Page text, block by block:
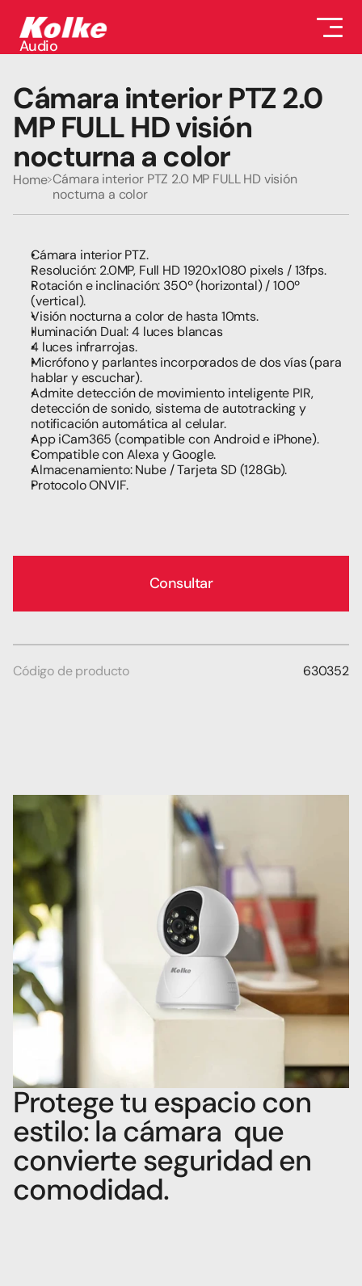
Audio
Auriculares
Conectividad
Gaming
Seguridad
Perifericos
Televisores
Tabletas
Cámara interior PTZ 2.0
MP FULL HD visión
nocturna a color
Home Cámara interior PTZ 2.0 MP FULL HD visión
nocturna a color
Cámara interior PTZ.
Resolución: 2.0MP, Full HD 1920x1080 pixels / 13fps.
Rotación e inclinación: 350º (horizontal) / 100º
(vertical).
Visión nocturna a color de hasta 10mts.
Iluminación Dual: 4 luces blancas
4 luces infrarrojas.
Micrófono y parlantes incorporados de dos vías (para
hablar y escuchar).
Admite detección de movimiento inteligente PIR,
detección de sonido, sistema de autotracking y
notificación automática al celular.
App iCam365 (compatible con Android e iPhone).
Compatible con Alexa y Google.
Almacenamiento: Nube / Tarjeta SD (128Gb).
Protocolo ONVIF.
Consultar
Código de producto 630352
Protege tu espacio con
estilo: la cámara  que
convierte seguridad en
comodidad.